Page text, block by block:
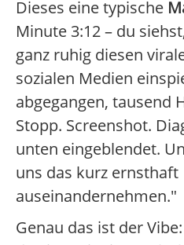
Dieses eine typische
Minute 3:12 – du
ganz ruhig diesen
sozialen Medien
abgegangen, tausend
Stopp. Screenshot.
unten eingeblendet.
uns das kurz ernsthaft
auseinandernehmen."
Genau das ist der